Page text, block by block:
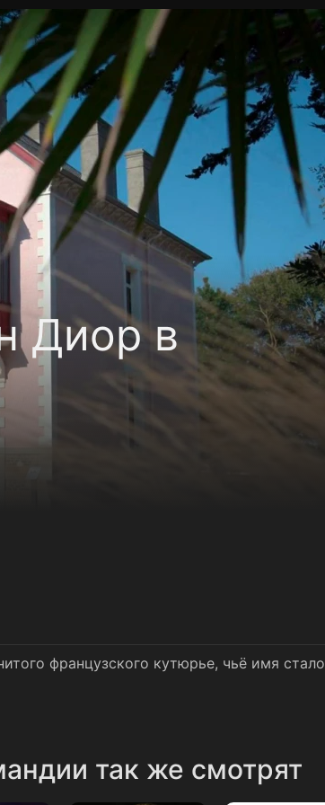
Диор в
французского кутюрье, чьё имя стало
так же смотрят
Открыть приложение